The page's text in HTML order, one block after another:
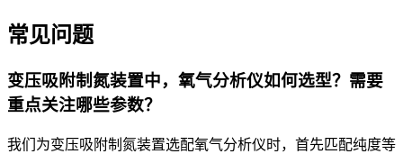
常见问题
变压吸附制氮装置中，氧气分析仪如何选型？需要
重点关注哪些参数？
我们为变压吸附制氮装置选配氧气分析仪时，首先匹配纯度等